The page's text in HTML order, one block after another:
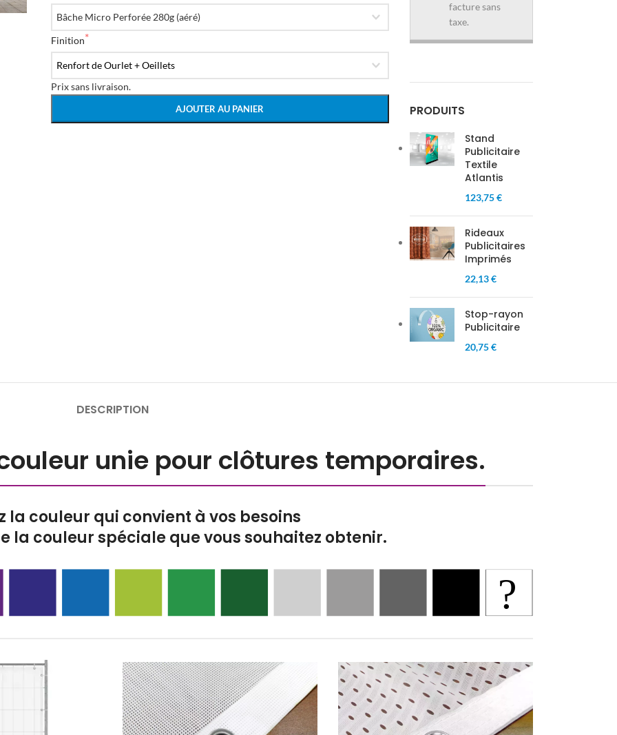
Finition
Prix ​​sans livraison.
AJOUTER AU PANIER
facture sans
taxe.
PRODUITS
Stand
Publicitaire
Textile
Atlantis
123,75 €
Rideaux
Publicitaires
Imprimés
22,13 €
Stop-rayon
Publicitaire
20,75 €
DESCRIPTION
unie pour clôtures temporaires.
la couleur qui convient à vos besoins
la couleur spéciale que vous souhaitez obtenir.